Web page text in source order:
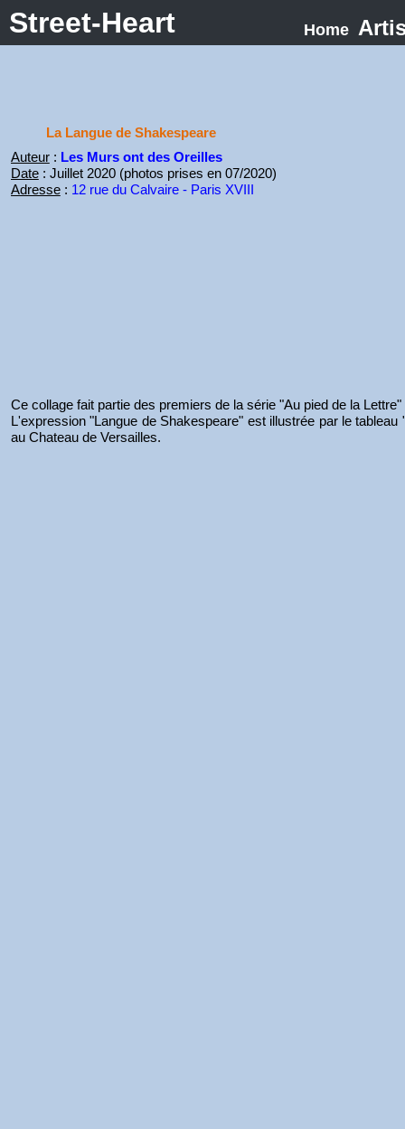
Street-Heart Home
La Langue de Shakespeare
Auteur: Les Murs ont des Oreilles
Date: Juillet 2020 (photos prises en 07/2020)
Adresse: 12 rue du Calvaire - Paris XVIII
Ce collage fait partie des premiers de la série "Au pied de la
L'expression "Langue de Shakespeare" est illustrée par le
au Chateau de Versailles.